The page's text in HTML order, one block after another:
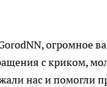
огромное
с криком,
нас и помогли